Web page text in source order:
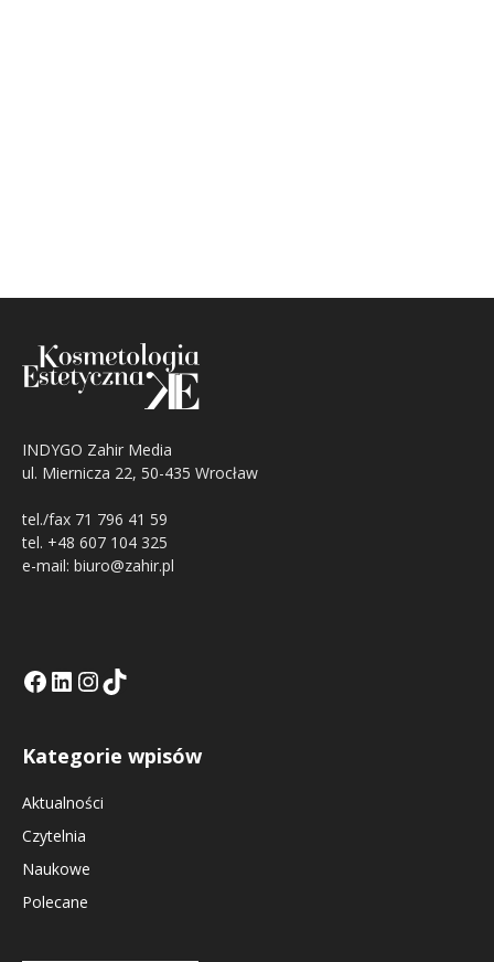
INDYGO Zahir Media
ul. Miernicza 22, 50-435 Wrocław
tel./fax 71 796 41 59
tel. +48 607 104 325
e-mail: biuro@zahir.pl
Facebook
LinkedIn
Tik Tok KEInstagramm KE
Kategorie wpisów
Aktualności
Czytelnia
Naukowe
Polecane